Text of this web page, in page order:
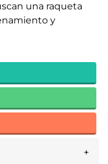
una raqueta
y
+